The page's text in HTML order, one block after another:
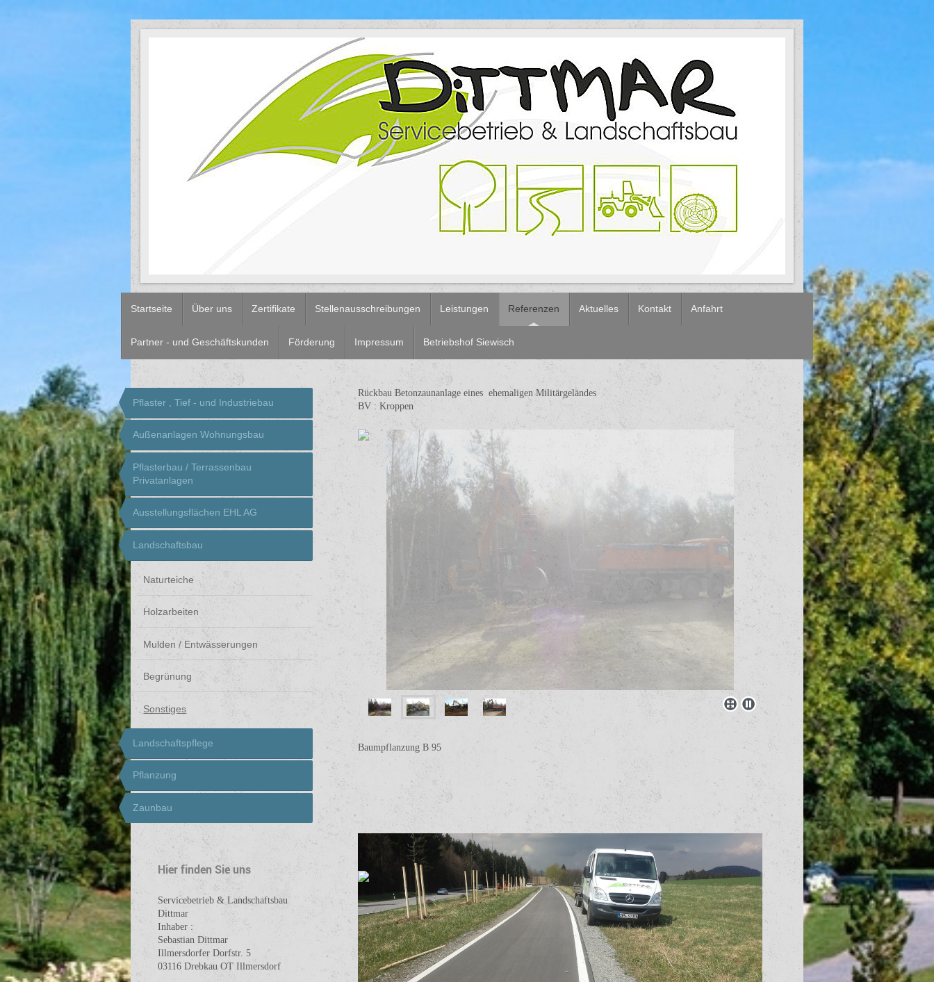
Startseite Über uns Zertifikate Stellenausschreibungen Leistungen Referenzen Aktuelles Kontakt Anfahrt
Partner - und Geschäftskunden Förderung Impressum Betriebshof Siewisch
Rückbau Betonzaunanlage eines ehemaligen Militärgeländes
BV : Kroppen
Baumpflanzung B 95
Pflaster , Tief - und Industriebau
Außenanlagen Wohnungsbau
Pflasterbau / Terrassenbau
Privatanlagen
Ausstellungsflächen EHL AG
Landschaftsbau
Naturteiche
Holzarbeiten
Mulden / Entwässerungen
Begrünung
Sonstiges
Landschaftspflege
Pflanzung
Zaunbau
Hier finden Sie uns
Servicebetrieb & Landschaftsbau
Dittmar
Inhaber :
Sebastian Dittmar
Illmersdorfer Dorfstr. 5
03116 Drebkau OT Illmersdorf